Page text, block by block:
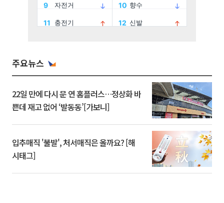
주요뉴스
22일 만에 다시 문 연 홈플러스…정상화 바
쁜데 재고 없어 ‘발동동’[가보니]
입추매직 '불발', 처서매직은 올까요? [해
시태그]